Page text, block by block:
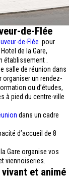
de-Flée
de-Flée pour
de la Gare,
.
salle de réunion dans
organiser un rendez-
ou d’études,
à pied du centre-ville
dans un cadre
d’accueil de 8
Gare organise vos
viennoiseries.
et animé